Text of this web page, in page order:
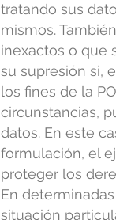
tratando sus
mismos.
inexactos o que
su supresión si,
los fines de la
circunstancias,
datos. En este
formulación, el
proteger los
En
situación